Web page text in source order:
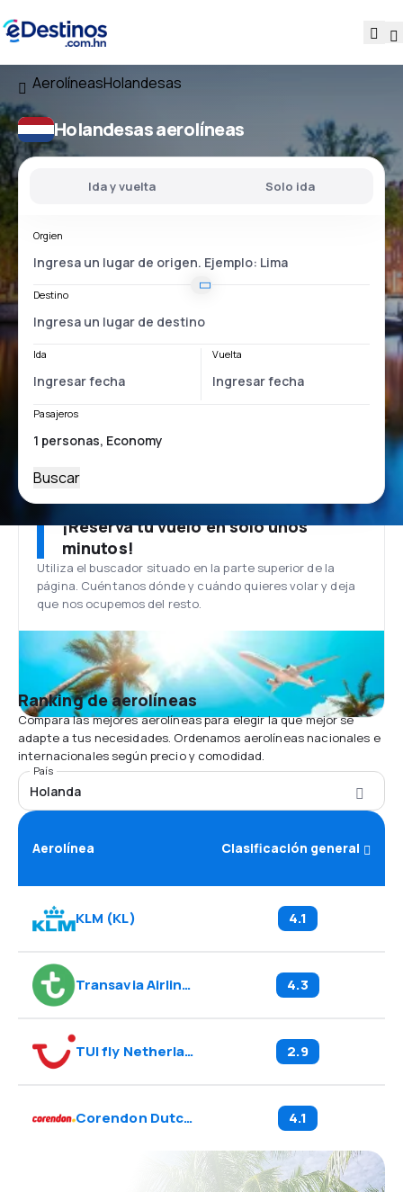
AerolíneasHolandesas
Holandesas aerolíneas
Ida y vuelta Solo ida
Orgien
Destino
Ida Vuelta
Pasajeros
Buscar
¡Reserva tu vuelo en solo unos
minutos!
Utiliza el buscador situado en la parte superior de la
página. Cuéntanos dónde y cuándo quieres volar y deja
que nos ocupemos del resto.
Ranking de aerolíneas
Compara las mejores aerolíneas para elegir la que mejor se
adapte a tus necesidades. Ordenamos aerolíneas nacionales e
internacionales según precio y comodidad.
País
Holanda
Aerolínea Clasificación general
KLM (KL) 4.1
Transavia Airlines 4.3
TUI fly Netherlands 2.9
Corendon Dutch Airlines ) 4.1